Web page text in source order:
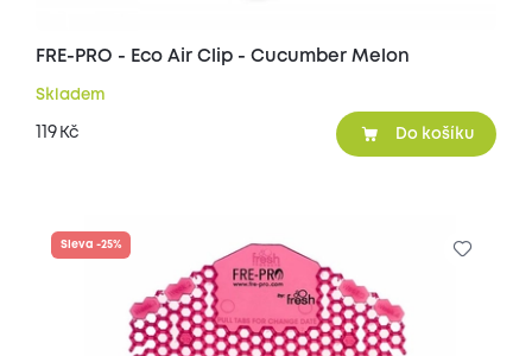
FRE-PRO - Eco Air Clip - Cucumber Melon
Skladem
119 Kč Do košíku
Sleva -25%